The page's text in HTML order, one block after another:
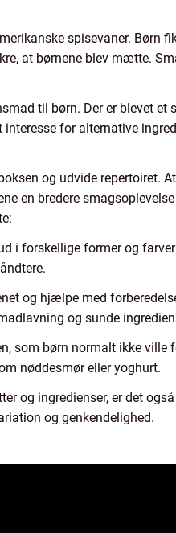
spisevaner. Børn
at børnene blev mætte.
til børn. Der er blevet et
for alternative
og udvide repertoiret.
en bredere
i forskellige former og
og hjælpe med
og sunde
som børn normalt ikke ville
nøddesmør eller yoghurt.
og ingredienser, er det
og genkendelighed.